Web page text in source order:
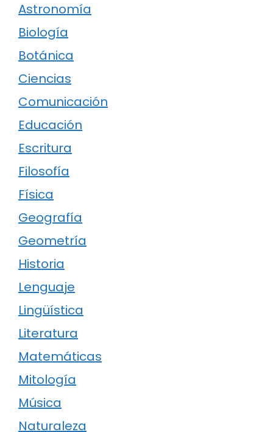
Astronomía
Biología
Botánica
Ciencias
Comunicación
Educación
Escritura
Filosofía
Física
Geografía
Geometría
Historia
Lenguaje
Lingüística
Literatura
Matemáticas
Mitología
Música
Naturaleza